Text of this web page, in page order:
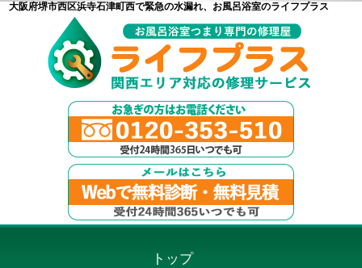
大阪府堺市西区浜寺石津町西で緊急の水漏れ、お風呂浴室のライフプラス
トップ